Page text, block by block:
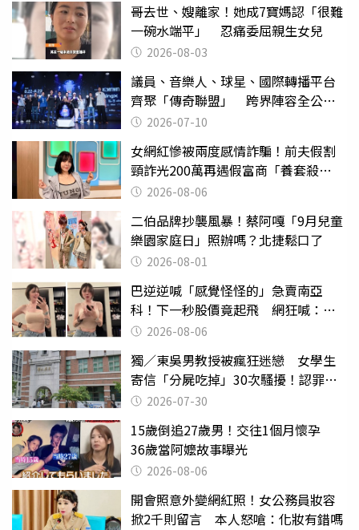
哥去世、嫂離家！她成7寶媽認「很難
一碗水端平」 忍痛委屈親生女兒
2026-08-03
議員、音樂人、球星、國際轉播平台
齊聚「傳奇聯盟」 跨界陣容全公
開 劍指亞洲新傳奇聯賽
2026-07-10
女網紅慘被兩度感情詐騙！前夫假割
頸詐光200萬再遇假富商「養套殺
2000萬」
2026-08-06
二伯品牌抄襲風暴！蔡阿嘎「9月兒童
樂園家庭日」照辦嗎？北捷鬆口了
2026-08-01
巴逆逆喊「感覺怪怪的」急賣南亞
科！下一秒股價竟起飛 網狂喊：大V
天龍2026-08-06
獨／東吳男教授被瘋狂迷戀 女學生
寄信「分屍吃掉」30次騷擾！認罪免
關 2026-07-30
15歲倒追27歲男！交往1個月懷孕
36歲當阿嬤故事曝光
2026-08-06
開會照意外變網紅照！女公務員妝容
掀2千則留言 本人怒嗆：化妝有錯嗎